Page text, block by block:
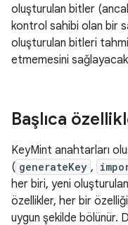
oluşturulan bitler
kontrol sahibi olan bir
oluşturulan bitleri
etmemesini sağlayacak
Başlıca
KeyMint anahtarları
( generateKey ,
her biri, yeni
özellikler, her bir
uygun şekilde bölünür.